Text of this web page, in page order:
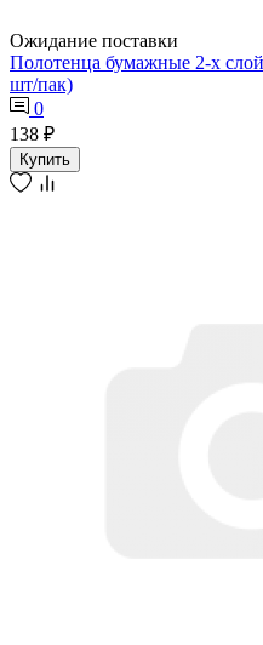
Ожидание поставки
Полотенца бумажные 2-х
шт/пак)
0
138 ₽
Купить